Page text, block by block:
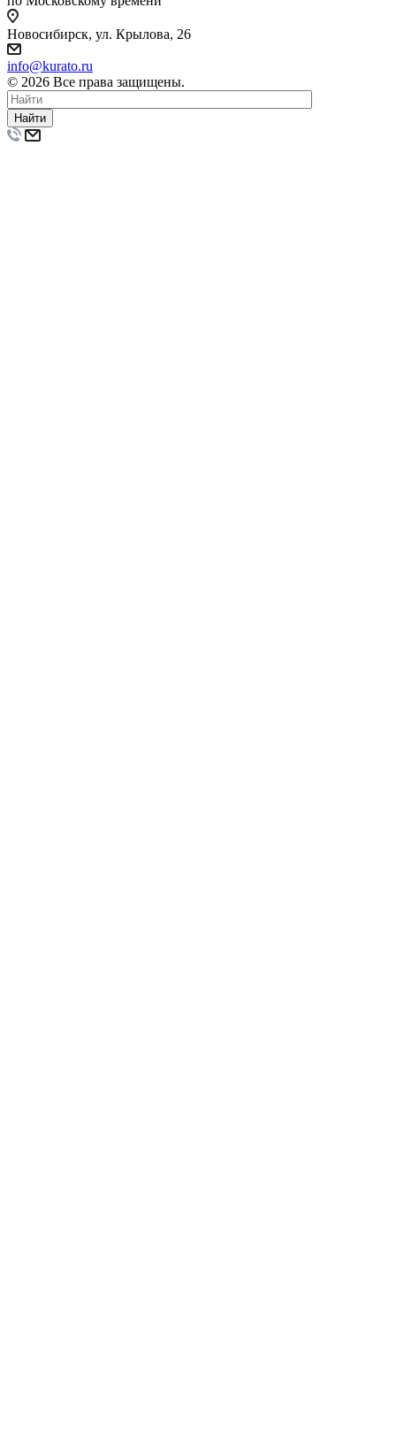
Новосибирск, ул. Крылова, 26
info@kurato.ru
© 2026 Все права защищены.
Найти